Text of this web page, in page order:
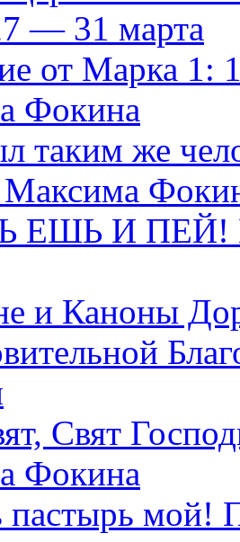
— 31 марта
от Марка 1:
Фокина
таким же
Максима
ЕШЬ И ПЕЙ!
и Каноны
Свят
Фокина
пастырь мой!